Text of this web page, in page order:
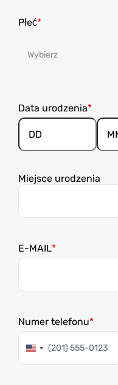
Płeć
Data urodzenia
Miejsce urodzenia
E-MAIL
Numer telefonu
Stany
Zjednoczone